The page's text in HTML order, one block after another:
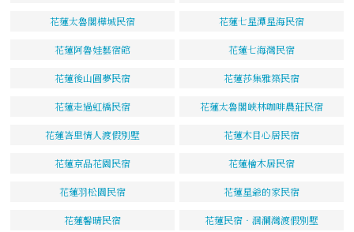
花蓮太魯閣樺城民宿 花蓮七星潭星海民宿
花蓮阿魯娃藝宿館 花蓮七海灣民宿
花蓮後山圓夢民宿 花蓮莎集雅築民宿
花蓮走過虹橋民宿 花蓮太魯閣峽林咖啡農莊民宿
花蓮峇里情人渡假別墅 花蓮木目心居民宿
花蓮京品花園民宿 花蓮檜木居民宿
花蓮羽松園民宿 花蓮星爺的家民宿
花蓮馨晴民宿 花蓮民宿‧洄瀾灣渡假別墅